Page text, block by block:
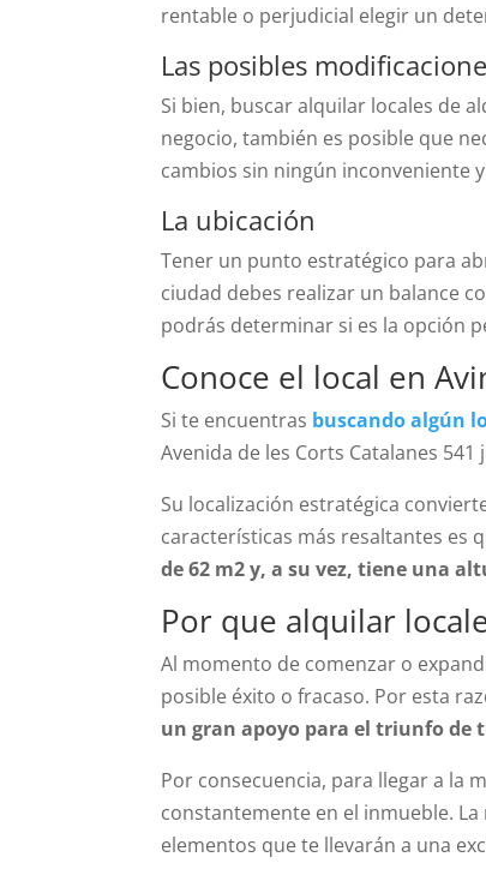
rentable o perjudicial elegir un
Las posibles
Si bien, buscar alquilar locales de
negocio, también es posible que
cambios sin ningún inconveniente
La ubicación
Tener un punto estratégico para
ciudad debes realizar un balance
podrás determinar si es la opción
Conoce el local en
Si te encuentras buscando algún
Avenida de les Corts Catalanes
Su localización estratégica
características más resaltantes es
de 62 m2 y, a su vez, tiene una
Por que alquilar
Al momento de comenzar o
posible éxito o fracaso. Por esta
un gran apoyo para el triunfo de
Por consecuencia, para llegar a la
constantemente en el inmueble.
elementos que te llevarán a una